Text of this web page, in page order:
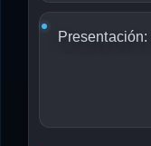
Presentación: